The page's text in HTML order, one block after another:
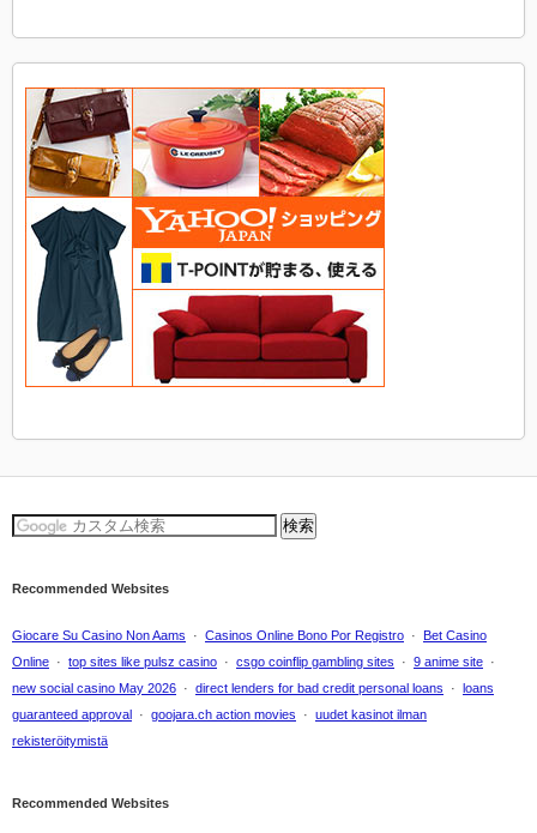
Recommended Websites
Giocare Su Casino Non Aams · Casinos Online Bono Por Registro · Bet Casino
Online · top sites like pulsz casino · csgo coinflip gambling sites · 9 anime site ·
new social casino May 2026 · direct lenders for bad credit personal loans · loans
guaranteed approval · goojara.ch action movies · uudet kasinot ilman
rekisteröitymistä
Recommended Websites